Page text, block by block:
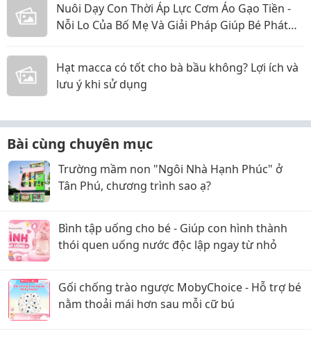
Nuôi Dạy Con Thời Áp Lực Cơm Áo Gạo Tiền -
Nỗi Lo Của Bố Mẹ Và Giải Pháp Giúp Bé Phát
Hạt macca có tốt cho bà bầu không? Lợi ích và
lưu ý khi sử dụng
Bài cùng chuyên mục
Trường mầm non "Ngôi Nhà Hạnh Phúc" ở
Tân Phú, chương trình sao ạ?
Bình tập uống cho bé - Giúp con hình thành
thói quen uống nước độc lập ngay từ nhỏ
Gối chống trào ngược MobyChoice - Hỗ trợ bé
nằm thoải mái hơn sau mỗi cữ bú